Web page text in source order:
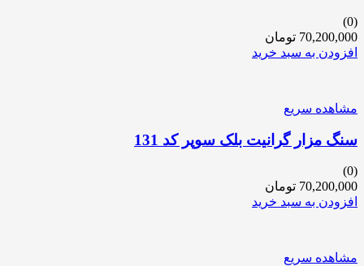
(0)
70,200,000 تومان
افزودن به سبد خرید
مشاهده سریع
سنگ مزار گرانیت بلک سوپر کد 131
(0)
70,200,000 تومان
افزودن به سبد خرید
مشاهده سریع